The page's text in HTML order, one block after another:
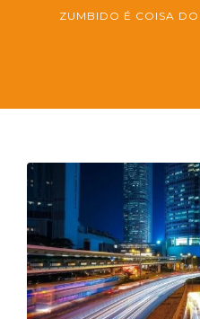
ZUMBIDO É COISA